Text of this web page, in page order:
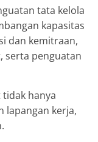
tata kelola
kapasitas
dan kemitraan,
serta penguatan
hanya
lapangan kerja,